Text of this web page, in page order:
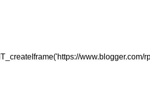
www.blogger.com/